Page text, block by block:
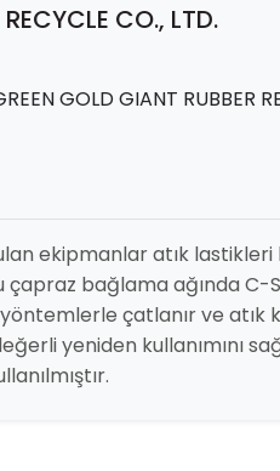
CO., LTD.
GOLD GIANT RUBBER
ekipmanlar atık
çapraz bağlama ağında C-
çatlanır ve atık
yeniden kullanımını